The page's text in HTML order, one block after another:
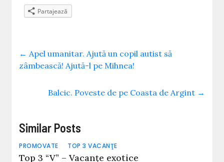
Partajează
← Apel umanitar. Ajută un copil autist să
zâmbească! Ajută-l pe Mihnea!
Balcic. Poveste de pe Coasta de Argint →
Similar Posts
PROMOVATE TOP 3 VACANŢE
Top 3 “V” – Vacanțe exotice